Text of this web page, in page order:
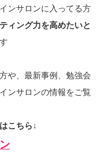
ンサロンに入ってる方
ィング力を高めたいと
や、最新事例、勉強会
ンサロンの情報をご覧
こちら↓